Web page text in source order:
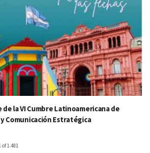
la VI Cumbre Latinoamericana de
Comunicación Estratégica
of1.481